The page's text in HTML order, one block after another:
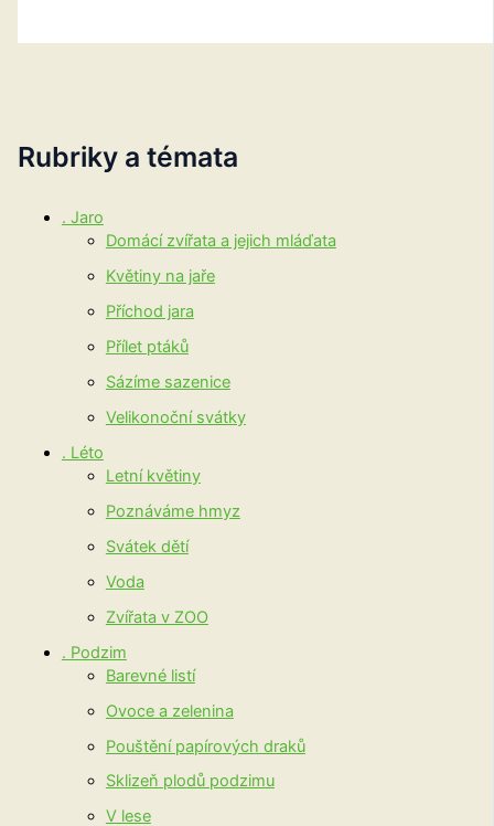
Rubriky a témata
. Jaro
Domácí zvířata a jejich mláďata
Květiny na jaře
Příchod jara
Přílet ptáků
Sázíme sazenice
Velikonoční svátky
. Léto
Letní květiny
Poznáváme hmyz
Svátek dětí
Voda
Zvířata v ZOO
. Podzim
Barevné listí
Ovoce a zelenina
Pouštění papírových draků
Sklizeň plodů podzimu
V lese